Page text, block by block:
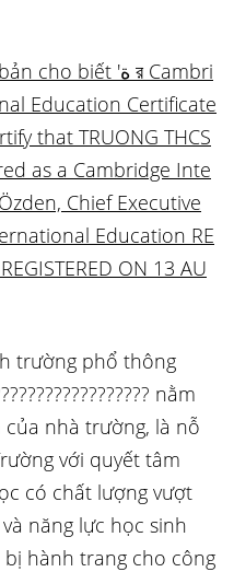
trường phổ thông
nằm
nhà trường, là nỗ
với quyết tâm
có chất lượng vượt
năng lực học sinh
hành trang cho công